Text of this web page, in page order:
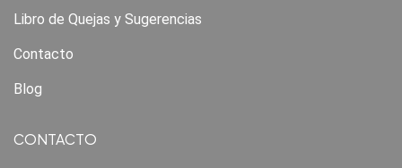
Libro de Quejas y Sugerencias
Contacto
Blog
CONTACTO